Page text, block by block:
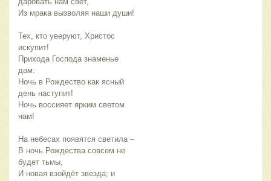
Из мрака вызволяя наши души!
Тех, кто уверуют, Христос
искупит!
Прихода Господа знаменье
дам:
Ночь в Рождество как ясный
день наступит!
Ночь воссияет ярким светом
нам!
На небесах появятся светила –
В ночь Рождества совсем не
будет тьмы,
И новая взойдёт звезда; и